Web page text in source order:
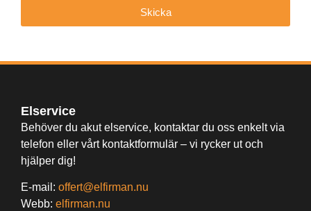
Skicka
Elservice
Behöver du akut elservice, kontaktar du oss enkelt via
telefon eller vårt kontaktformulär – vi rycker ut och
hjälper dig!
E-mail: offert@elfirman.nu
Webb: elfirman.nu